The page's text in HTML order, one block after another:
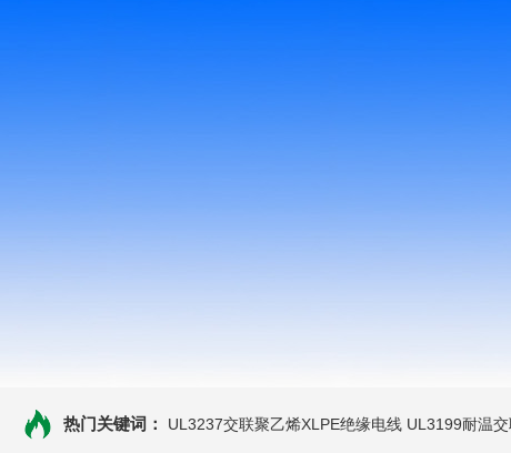
热门关键词： UL3237交联聚乙烯XLPE绝缘电线 UL3199耐温